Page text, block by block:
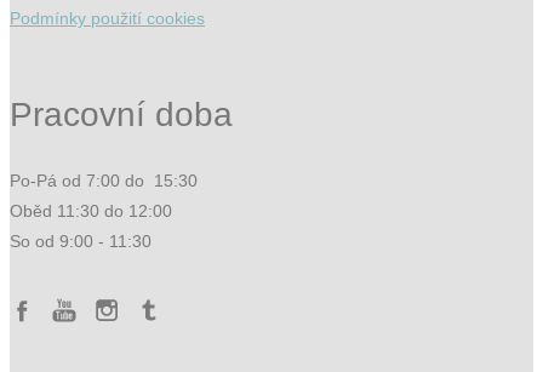
Podmínky použití cookies
Pracovní doba
Po-Pá od 7:00 do 15:30
Oběd 11:30 do 12:00
So od 9:00 - 11:30